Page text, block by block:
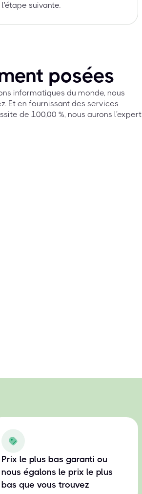
l'étape suivante.
posées
informatiques du monde, nous
Et en fournissant des services
de 100,00 %, nous aurons l'expert
Prix le plus bas garanti ou
nous égalons le prix le plus
bas que vous trouvez